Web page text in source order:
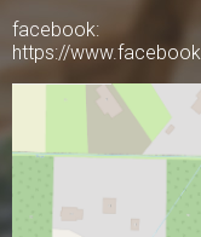
facebook:
https://